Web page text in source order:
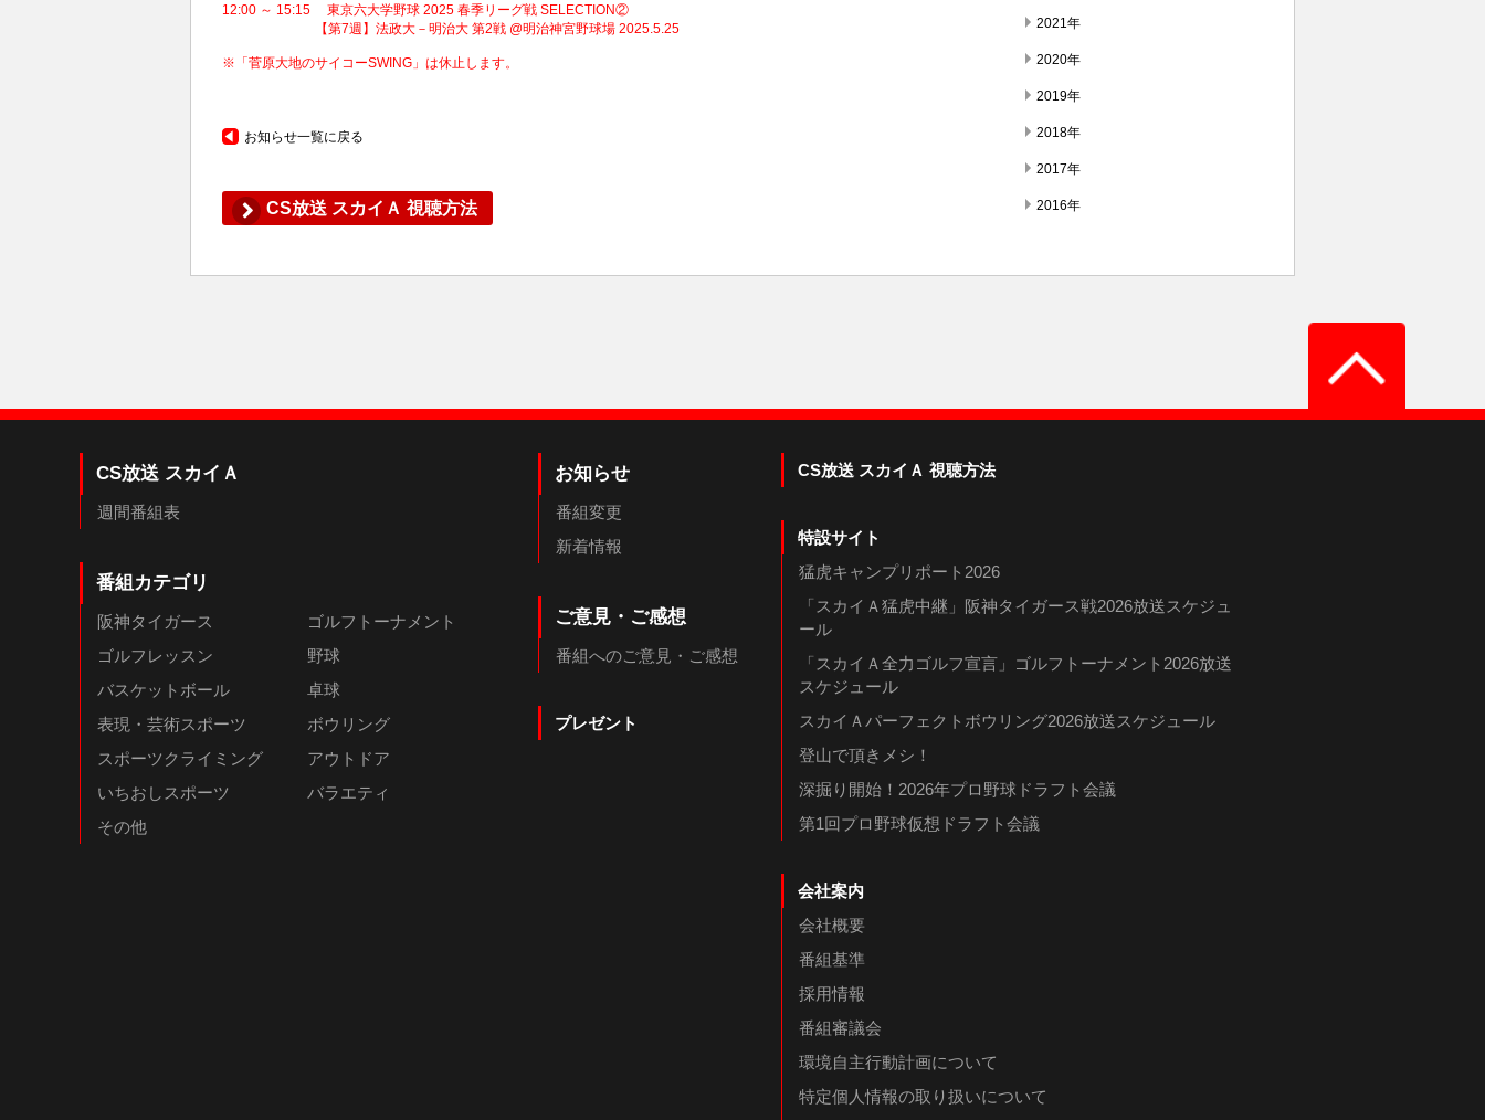
12:00 ～ 15:15 東京六大学野球 2025 春季リーグ戦 SELECTION②
【第7週】法政大－明治大 第2戦 @明治神宮野球場 2025.5.25
※「菅原大地のサイコーSWING」は休止します。
お知らせ一覧に戻る
CS放送 スカイＡ 視聴方法
2021年
2020年
2019年
2018年
2017年
2016年
CS放送 スカイＡ
週間番組表
番組カテゴリ
阪神タイガース
ゴルフトーナメント
ゴルフレッスン
野球
バスケットボール
卓球
表現・芸術スポーツ
ボウリング
スポーツクライミング
アウトドア
いちおしスポーツ
バラエティ
その他
お知らせ
番組変更
新着情報
ご意見・ご感想
番組へのご意見・ご感想
プレゼント
CS放送 スカイＡ 視聴方法
特設サイト
猛虎キャンプリポート2026
「スカイＡ猛虎中継」阪神タイガース戦2026放送スケジュ
ール
「スカイＡ全力ゴルフ宣言」ゴルフトーナメント2026放送
スケジュール
スカイＡパーフェクトボウリング2026放送スケジュール
登山で頂きメシ！
深掘り開始！2026年プロ野球ドラフト会議
第1回プロ野球仮想ドラフト会議
会社案内
会社概要
番組基準
採用情報
番組審議会
環境自主行動計画について
特定個人情報の取り扱いについて